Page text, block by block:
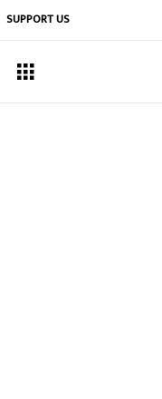
SUPPORT US